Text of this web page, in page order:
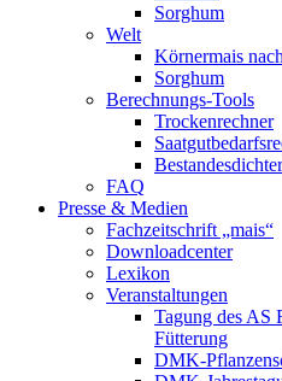
Sorghum
Welt
Körnermais
Sorghum
Berechnungs-Tools
Trockenrechner
FAQ
Presse & Medien
Fachzeitschrift „mais“
Downloadcenter
Lexikon
Veranstaltungen
Tagung des AS
Fütterung
DMK-